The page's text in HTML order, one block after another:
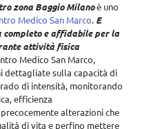
zona Baggio Milanoè uno
Medico San Marco. E
completo e affidabile per la
attività fisica
Medico San Marco,
dettagliate sulla capacità di
di intensità, monitorando
efficienza
alterazioni che
di vita e perfino mettere